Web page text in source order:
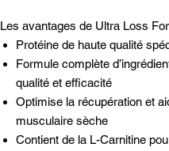
Les avantages de Ultra Loss
Protéine de haute qualité
Formule complète
qualité et efficacité
Optimise la récupération et
musculaire sèche
Contient de la L-Carnitine